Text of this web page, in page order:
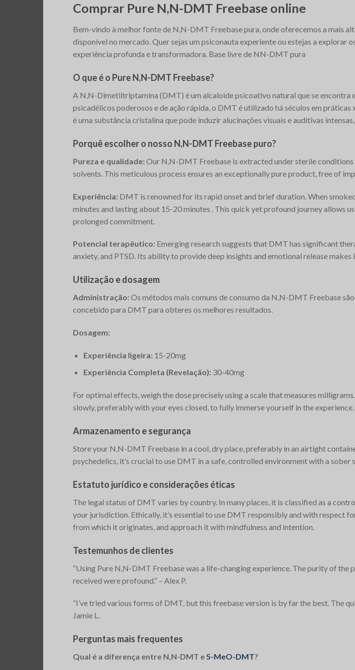
Comprar Pure N,N-DMT Freebase online
Bem-vindo à melhor fonte de N,N-DMT Freebase pura, onde oferecemos a mais
disponível no mercado. Quer sejas um psiconauta experiente ou estejas a explorar
experiência profunda e transformadora. Base livre de NN-DMT pura
O que é o Pure N,N-DMT Freebase?
A N,N-Dimetiltriptamina (DMT) é um alcaloide psicoativo natural que se encontra
psicadélicos poderosos e de ação rápida, o DMT é utilizado há séculos em
é uma substância cristalina que pode induzir alucinações visuais e auditivas
Porquê escolher o nosso N,N-DMT Freebase puro?
Pureza e qualidade: Our N,N-DMT Freebase is extracted under sterile
solvents. This meticulous process ensures an exceptionally pure product, free of
Experiência: DMT is renowned for its rapid onset and brief duration. When
minutes and lasting about 15-20 minutes​ ​. This quick yet profound journey allows
prolonged commitment.
Potencial terapêutico: Emerging research suggests that DMT has significant
anxiety, and PTSD. Its ability to provide deep insights and emotional release
Utilização e dosagem
Administração: Os métodos mais comuns de consumo da N,N-DMT Freebase
concebido para DMT para obteres os melhores resultados.
Dosagem:
Experiência ligeira: 15-20mg
Experiência Completa (Revelação): 30-40mg
For optimal effects, weigh the dose precisely using a scale that measures
slowly, preferably with your eyes closed, to fully immerse yourself in the experience​.
Armazenamento e segurança
Store your N,N-DMT Freebase in a cool, dry place, preferably in an airtight
psychedelics, it’s crucial to use DMT in a safe, controlled environment with a
Estatuto jurídico e considerações éticas
The legal status of DMT varies by country. In many places, it is classified as a
your jurisdiction. Ethically, it’s essential to use DMT responsibly and with
from which it originates, and approach it with mindfulness and intention.
Testemunhos de clientes
“Using Pure N,N-DMT Freebase was a life-changing experience. The purity of the
received were profound.” – Alex P.
“I’ve tried various forms of DMT, but this freebase version is by far the best. The
Jamie L.
Perguntas mais frequentes
Qual é a diferença entre N,N-DMT e5-MeO-DMT?